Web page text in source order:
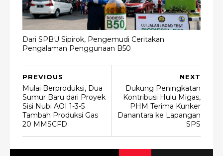
Dari SPBU Sipirok, Pengemudi Ceritakan
Pengalaman Penggunaan B50
NEXT
Dukung Peningkatan
Kontribusi Hulu Migas,
PHM Terima Kunker
Danantara ke Lapangan
SPS
PREVIOUS
Mulai Berproduksi, Dua
Sumur Baru dari Proyek
Sisi Nubi AOI 1-3-5
Tambah Produksi Gas
20 MMSCFD